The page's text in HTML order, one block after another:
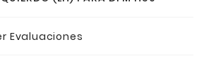
Evaluaciones